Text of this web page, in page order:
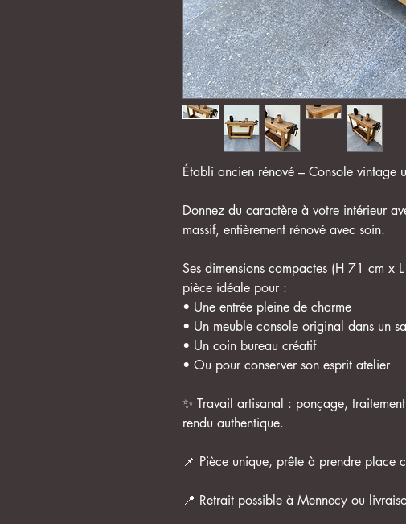
Établi ancien rénové – Console vintage
Donnez du caractère à votre intérieur
massif, entièrement rénové avec soin.
Ses dimensions compactes (H 71 cm x
pièce idéale pour :
• Une entrée pleine de charme
• Un meuble console original dans un
• Un coin bureau créatif
• Ou pour conserver son esprit atelier
✨ Travail artisanal : ponçage,
rendu authentique.
📌 Pièce unique, prête à prendre place
📍 Retrait possible à Mennecy ou